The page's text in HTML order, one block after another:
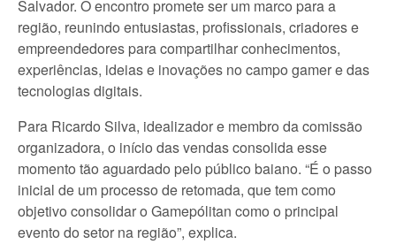
Salvador. O encontro promete ser um marco para a
região, reunindo entusiastas, proﬁssionais, criadores e
empreendedores para compartilhar conhecimentos,
experiências, ideias e inovações no campo gamer e das
tecnologias digitais.
Para Ricardo Silva, idealizador e membro da comissão
organizadora, o início das vendas consolida esse
momento tão aguardado pelo público baiano. “É o passo
inicial de um processo de retomada, que tem como
objetivo consolidar o Gamepólitan como o principal
evento do setor na região”, explica.